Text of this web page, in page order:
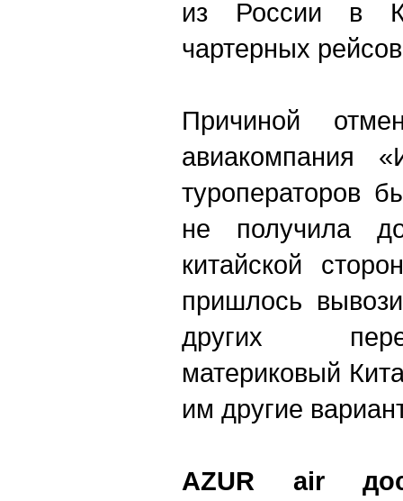
из России в
чартерных
Причиной
авиакомпания
туроператоров
не получила
китайской
пришлось
других
материковый
им другие
AZUR air